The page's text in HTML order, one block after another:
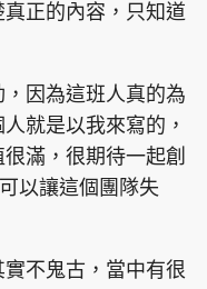
正的內容，只知道
，因為這班人真的為
就是以我來寫的，
滿，很期待一起創
以讓這個團隊失
實不鬼古，當中有很